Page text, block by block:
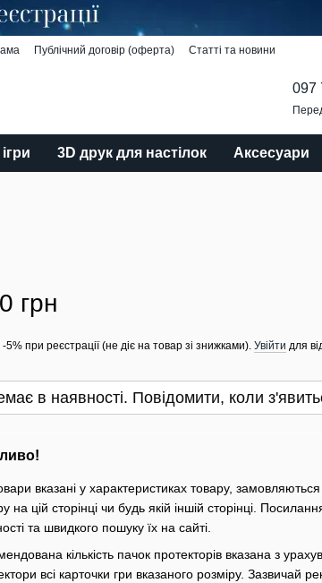
Публічний договір (оферта)
Статті та новини
097
3D друк для настілок Аксесуари
грн
-5% при реєстрації (не діє на товар зі знижками). Увійти для
в наявності. Повідомити, коли
вказані у характеристиках товару,
на цій сторінці чи будь якій іншій сторінці.
та швидкого пошуку їх на сайті.
кількість пачок протекторів вказана з
всі карточки гри вказаного розміру. Зазвичай